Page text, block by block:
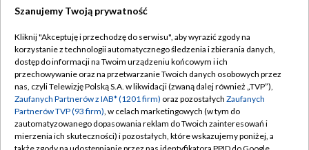
TVP
Abonament TVP
Sklep TVP
Biuro Reklamy
Oferta Handlowa
Regulamin TVP
Polityka prywatności
Moje zgody
Biuro reklamy
Szanujemy Twoją prywatność
Kliknij "Akceptuję i przechodzę do serwisu", aby wyrazić zgody na
korzystanie z technologii automatycznego śledzenia i zbierania danych,
dostęp do informacji na Twoim urządzeniu końcowym i ich
przechowywanie oraz na przetwarzanie Twoich danych osobowych przez
nas, czyli Telewizję Polską S.A. w likwidacji (zwaną dalej również „TVP”),
Zaufanych Partnerów z IAB* (1201 firm) oraz pozostałych Zaufanych
Partnerów TVP (93 firm), w celach marketingowych (w tym do
zautomatyzowanego dopasowania reklam do Twoich zainteresowań i
mierzenia ich skuteczności) i pozostałych, które wskazujemy poniżej, a